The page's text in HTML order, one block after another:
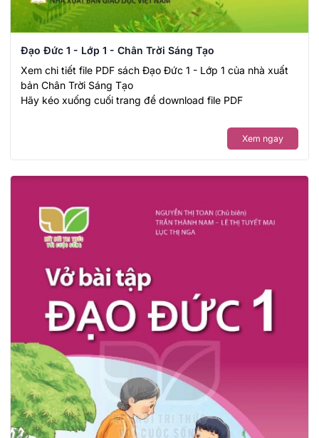
Đạo Đức 1 - Lớp 1 - Chân Trời Sáng Tạo
Xem chi tiết file PDF sách Đạo Đức 1 - Lớp 1 của nhà xuất
bản Chân Trời Sáng Tạo
Hãy kéo xuống cuối trang để download file PDF
Xem ngay